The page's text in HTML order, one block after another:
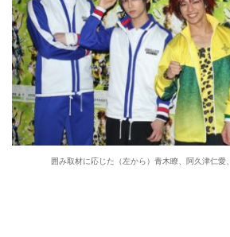
囲み取材に応じた（左から）青木瞭、阿久津仁愛